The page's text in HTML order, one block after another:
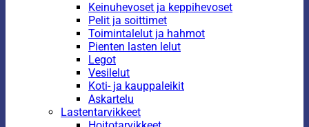
Keinuhevoset ja keppihevoset
Pelit ja soittimet
Toimintalelut ja hahmot
Pienten lasten lelut
Legot
Vesilelut
Koti- ja kauppaleikit
Askartelu
Lastentarvikkeet